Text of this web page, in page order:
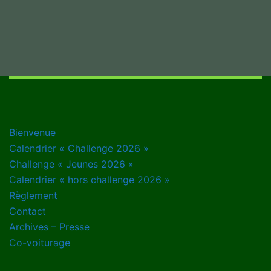
Bienvenue
Calendrier « Challenge 2026 »
Challenge « Jeunes 2026 »
Calendrier « hors challenge 2026 »
Règlement
Contact
Archives – Presse
Co-voiturage